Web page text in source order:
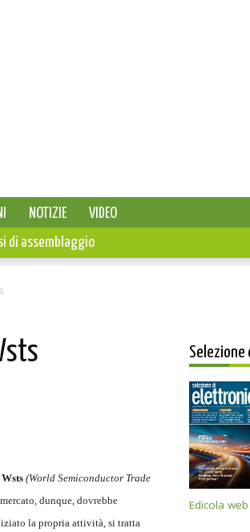
NOTIZIE
VIDEO
di assemblaggio
Wsts (World Semiconductor Trade
dunque, dovrebbe
la propria attività, si tratta
Edicola web